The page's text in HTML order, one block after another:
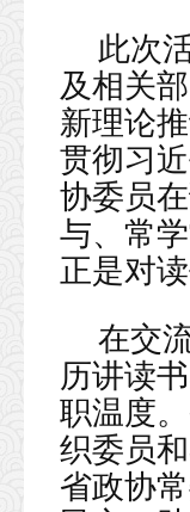
此次
及相关
新理论
贯彻习
协委员
与、常
正是对
在交
历讲读
职温度
织委员
省政协